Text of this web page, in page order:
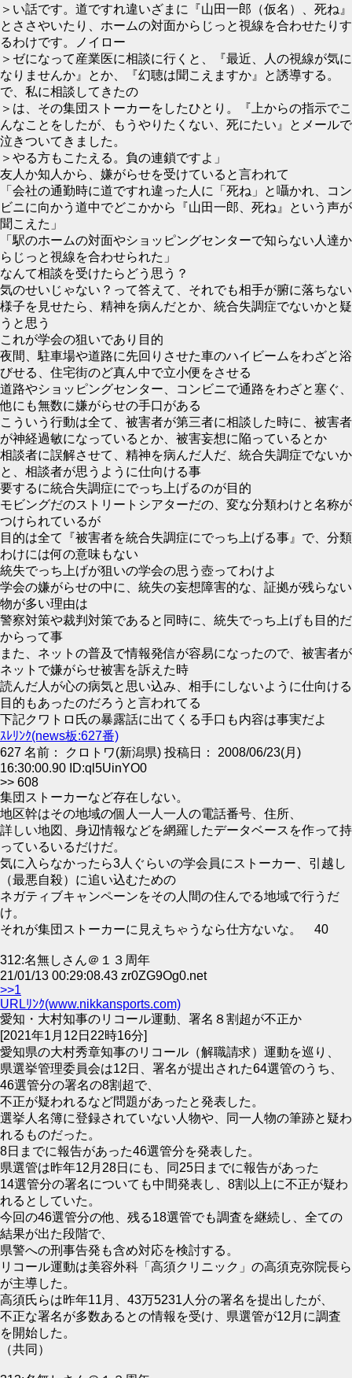
＞い話です。道ですれ違いざまに『山田一郎（仮名）、死ね』
とささやいたり、ホームの対面からじっと視線を合わせたりす
るわけです。ノイロー
＞ゼになって産業医に相談に行くと、『最近、人の視線が気に
なりませんか』とか、『幻聴は聞こえますか』と誘導する。
で、私に相談してきたの
＞は、その集団ストーカーをしたひとり。『上からの指示でこ
んなことをしたが、もうやりたくない、死にたい』とメールで
泣きついてきました。
＞やる方もこたえる。負の連鎖ですよ」
友人か知人から、嫌がらせを受けていると言われて
「会社の通勤時に道ですれ違った人に「死ね」と囁かれ、コン
ビニに向かう道中でどこかから『山田一郎、死ね』という声が
聞こえた」
「駅のホームの対面やショッピングセンターで知らない人達か
らじっと視線を合わせられた」
なんて相談を受けたらどう思う？
気のせいじゃない？って答えて、それでも相手が腑に落ちない
様子を見せたら、精神を病んだとか、統合失調症でないかと疑
うと思う
これが学会の狙いであり目的
夜間、駐車場や道路に先回りさせた車のハイビームをわざと浴
びせる、住宅街のど真ん中で立小便をさせる
道路やショッピングセンター、コンビニで通路をわざと塞ぐ、
他にも無数に嫌がらせの手口がある
こういう行動は全て、被害者が第三者に相談した時に、被害者
が神経過敏になっているとか、被害妄想に陥っているとか
相談者に誤解させて、精神を病んだ人だ、統合失調症でないか
と、相談者が思うように仕向ける事
要するに統合失調症にでっち上げるのが目的
モビングだのストリートシアターだの、変な分類わけと名称が
つけられているが
目的は全て『被害者を統合失調症にでっち上げる事』で、分類
わけには何の意味もない
統失でっち上げが狙いの学会の思う壺ってわけよ
学会の嫌がらせの中に、統失の妄想障害的な、証拠が残らない
物が多い理由は
警察対策や裁判対策であると同時に、統失でっち上げも目的だ
からって事
また、ネットの普及で情報発信が容易になったので、被害者が
ネットで嫌がらせ被害を訴えた時
読んだ人が心の病気と思い込み、相手にしないように仕向ける
目的もあったのだろうと言われてる
下記クワトロ氏の暴露話に出てくる手口も内容は事実だよ
ｽﾚﾘﾝｸ(news板:627番)
627 名前： クロトワ(新潟県) 投稿日： 2008/06/23(月)
16:30:00.90 ID:ql5UinYO0
>> 608
集団ストーカーなど存在しない。
地区幹はその地域の個人一人一人の電話番号、住所、
詳しい地図、身辺情報などを網羅したデータベースを作って持
っているいるだけだ。
気に入らなかったら3人ぐらいの学会員にストーカー、引越し
（最悪自殺）に追い込むための
ネガティブキャンペーンをその人間の住んでる地域で行うだ
け。
それが集団ストーカーに見えちゃうなら仕方ないな。 40
312:名無しさん＠１３周年
21/01/13 00:29:08.43 zr0ZG9Og0.net
>>1
URLﾘﾝｸ(www.nikkansports.com)
愛知・大村知事のリコール運動、署名８割超が不正か
[2021年1月12日22時16分]
愛知県の大村秀章知事のリコール（解職請求）運動を巡り、
県選挙管理委員会は12日、署名が提出された64選管のうち、
46選管分の署名の8割超で、
不正が疑われるなど問題があったと発表した。
選挙人名簿に登録されていない人物や、同一人物の筆跡と疑わ
れるものだった。
8日までに報告があった46選管分を発表した。
県選管は昨年12月28日にも、同25日までに報告があった
14選管分の署名についても中間発表し、8割以上に不正が疑わ
れるとしていた。
今回の46選管分の他、残る18選管でも調査を継続し、全ての
結果が出た段階で、
県警への刑事告発も含め対応を検討する。
リコール運動は美容外科「高須クリニック」の高須克弥院長ら
が主導した。
高須氏らは昨年11月、43万5231人分の署名を提出したが、
不正な署名が多数あるとの情報を受け、県選管が12月に調査
を開始した。
（共同）